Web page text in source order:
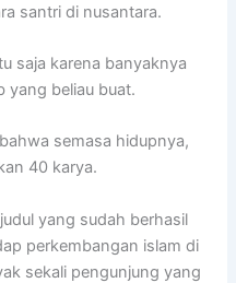
santri di nusantara.
saja karena banyaknya
yang beliau buat.
semasa hidupnya,
40 karya.
yang sudah berhasil
perkembangan islam di
sekali pengunjung yang